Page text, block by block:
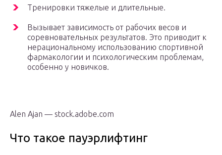
Тренировки тяжелые и длительные.
Вызывает зависимость от рабочих весов и
соревновательных результатов. Это приводит к
нерациональному использованию спортивной
фармакологии и психологическим проблемам,
особенно у новичков.
Alen Ajan — stock.adobe.com
Что такое пауэрлифтинг